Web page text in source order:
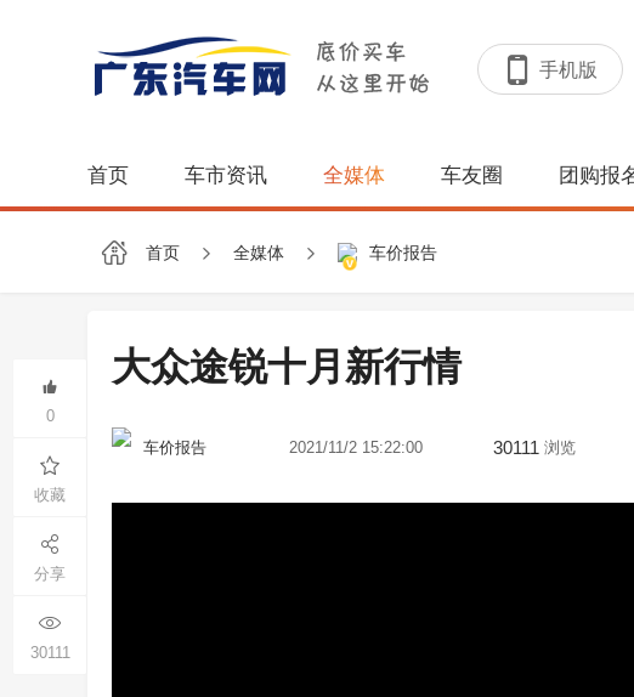
手机版
首页 车市资讯 全媒体 车友圈 团购报
首页 全媒体 车价报告
大众途锐十月新行情
车价报告 2021/11/2 15:22:00 30111 浏览
0
收藏
分享
30111